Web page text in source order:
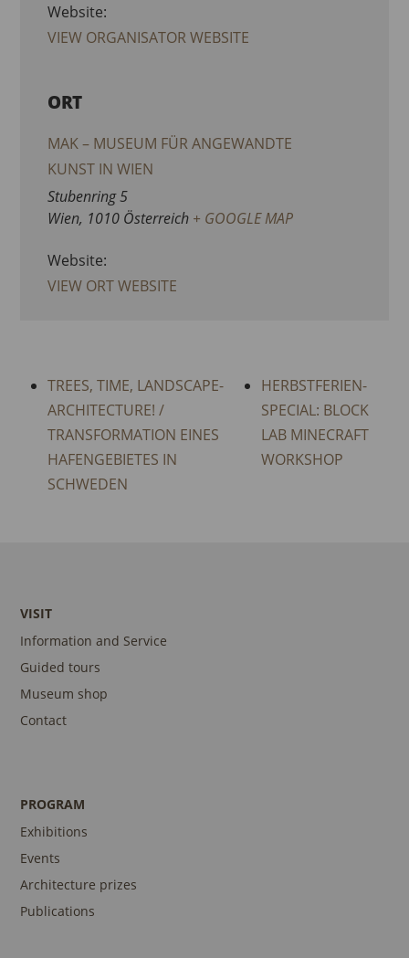
ORT
MAK – MUSEUM FÜR ANGEWANDTE
KUNST IN WIEN
Stubenring 5
Wien, 1010 Österreich + GOOGLE MAP
Website:
VIEW ORT WEBSITE
Website:
VIEW ORGANISATOR WEBSITE
TREES, TIME, LANDSCAPE-
ARCHITECTURE! /
TRANSFORMATION EINES
HAFENGEBIETES IN
SCHWEDEN
HERBSTFERIEN-
SPECIAL: BLOCK
LAB MINECRAFT
WORKSHOP
VISIT
Information and Service
Guided tours
Museum shop
Contact
PROGRAM
Exhibitions
Events
Architecture prizes
Publications